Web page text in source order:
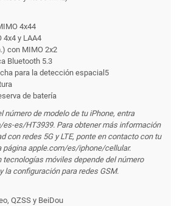
4x44
4x4 y LAA4
con MIMO 2x2
Bluetooth 5.3
para la detección espacial5
de batería
número de modelo de tu iPhone, entra
es-es/HT3939. Para obtener más información
con redes 5G y LTE, ponte en contacto con tu
página apple.com/es/iphone/cellular.
tecnologías móviles depende del número
la configuración para redes GSM.
QZSS y BeiDou